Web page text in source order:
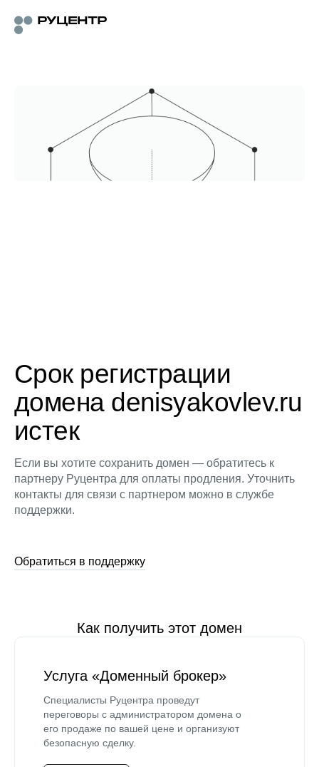
Срок регистрации
домена denisyakovlev.ru
истек
Если вы хотите сохранить домен — обратитесь к
партнеру Руцентра для оплаты продления. Уточнить
контакты для связи с партнером можно в службе
поддержки.
Обратиться в поддержку
Как получить этот домен
Услуга «Доменный брокер»
Специалисты Руцентра проведут
переговоры с администратором домена о
его продаже по вашей цене и организуют
безопасную сделку.